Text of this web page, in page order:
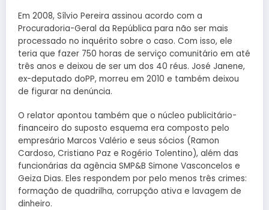
Em 2008, Sílvio Pereira assinou acordo com a
Procuradoria-Geral da República para não ser mais
processado no inquérito sobre o caso. Com isso, ele
teria que fazer 750 horas de serviço comunitário em até
três anos e deixou de ser um dos 40 réus. José Janene,
ex-deputado doPP, morreu em 2010 e também deixou
de figurar na denúncia.
O relator apontou também que o núcleo publicitário-
financeiro do suposto esquema era composto pelo
empresário Marcos Valério e seus sócios (Ramon
Cardoso, Cristiano Paz e Rogério Tolentino), além das
funcionárias da agência SMP&B Simone Vasconcelos e
Geiza Dias. Eles respondem por pelo menos três crimes:
formação de quadrilha, corrupção ativa e lavagem de
dinheiro.